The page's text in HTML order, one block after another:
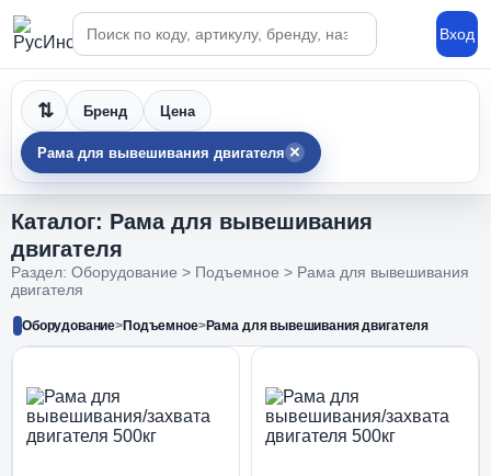
Поиск по каталогу
Вход
Бренд Цена
Рама для вывешивания двигателя ×
Каталог: Рама для вывешивания
двигателя
Раздел: Оборудование > Подъемное > Рама для вывешивания
двигателя
Оборудование>Подъемное>Рама для вывешивания двигателя